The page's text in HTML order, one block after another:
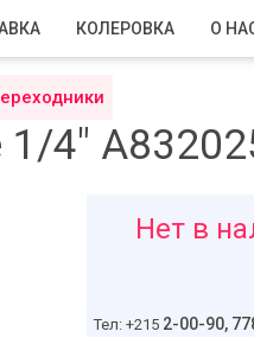
КОЛЕРОВКА О
4"
Нет в
руб
Тел: +215 2-00-90,